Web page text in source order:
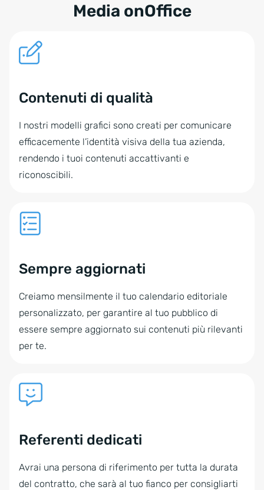
Media onOffice
Contenuti di qualità
I nostri modelli grafici sono creati per comunicare
efficacemente l’identità visiva della tua azienda,
rendendo i tuoi contenuti accattivanti e
riconoscibili.
Sempre aggiornati
Creiamo mensilmente il tuo calendario editoriale
personalizzato, per garantire al tuo pubblico di
essere sempre aggiornato sui contenuti più rilevanti
per te.
Referenti dedicati
Avrai una persona di riferimento per tutta la durata
del contratto, che sarà al tuo fianco per consigliarti